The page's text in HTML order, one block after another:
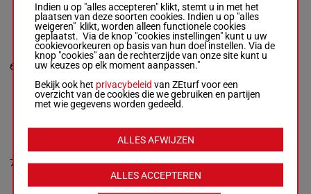
6
MANDATORY
Madamet A.-
Satalia D.
Box: 4 -R/4 -
56.5 kg
8p 4p 5p 6p 4p
7p (24) 8p 6p
R/4 56.5
kg
8p 4p 5p
6p 4p 7p
(24) 8p 6p
7p
4
7
Demuro C.-
13p 3p 9p 3p
M/4 2
Indien u op "alles accepteren" klikt, stemt u in met het
plaatsen van deze soorten cookies. Indien u op "alles
weigeren" klikt, worden alleen functionele cookies
geplaatst. Via de knop "cookies instellingen" kunt u uw
cookievoorkeuren op basis van hun doel instellen. Via de
knop "cookies" aan de rechterzijde van onze site kunt u
uw keuzes op elk moment aanpassen."
Bekijk ook het privacybeleid van ZEturf voor een
overzicht van de cookies die we gebruiken en partijen
met wie gegevens worden gedeeld.
ALLES ACCEPTEREN
ALLES AFWIJZEN